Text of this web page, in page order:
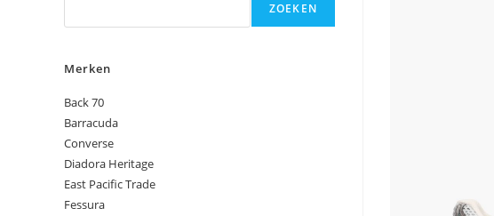
ZOEKEN
Merken
Back 70
Barracuda
Converse
Diadora Heritage
East Pacific Trade
Fessura